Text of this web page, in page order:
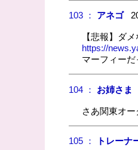
103 ： アネゴ
【悲報】ダ
https://
マーフィー
104 ： お姉さま
さあ関東オー
105 ： トレーナ